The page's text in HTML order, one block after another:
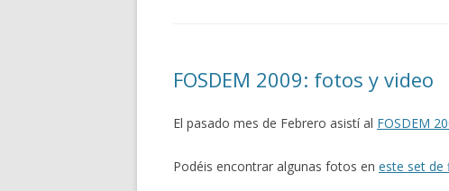
FOSDEM 2009: fotos y video
El pasado mes de Febrero asistí al FOSDEM
Podéis encontrar algunas fotos en este set de